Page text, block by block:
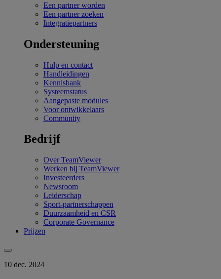
Een partner worden
Een partner zoeken
Integratiepartners
Ondersteuning
Hulp en contact
Handleidingen
Kennisbank
Systeemstatus
Aangepaste modules
Voor ontwikkelaars
Community
Bedrijf
Over TeamViewer
Werken bij TeamViewer
Investeerders
Newsroom
Leiderschap
Sport-partnerschappen
Duurzaamheid en CSR
Corporate Governance
Prijzen
10 dec. 2024